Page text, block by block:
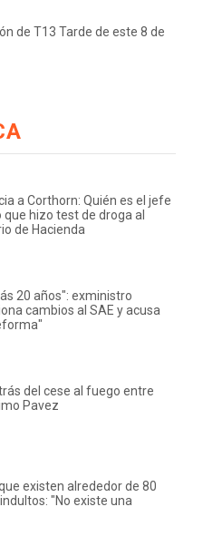
de T13 Tarde de este 8 de
a Corthorn: Quién es el jefe
hizo test de droga al
de Hacienda
20 años": exministro
cambios al SAE y acusa
del cese al fuego entre
Pavez
existen alrededor de 80
"No existe una